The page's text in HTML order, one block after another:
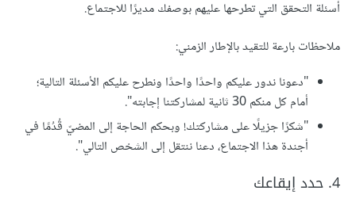
أسئلة التحقق التي تطرحها عليهم بوصفك مديرًا للاجتماع.
ملاحظات بارعة للتقيد بالإطار الزمني:
"دعونا ندور عليكم واحدًا واحدًا ونطرح عليكم الأسئلة التالية؛
أمام كل منكم 30 ثانية لمشاركتنا إجابته".
"شكرًا جزيلًا على مشاركتك! وبحكم الحاجة إلى المضيّ قُدُمًا في
أجندة هذا الاجتماع، دعنا ننتقل إلى الشخص التالي".
4. حدد إيقاعك